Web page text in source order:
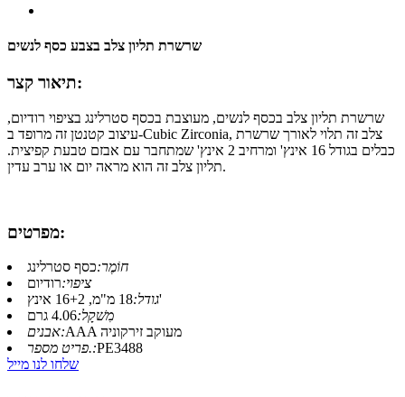
שרשרת תליון צלב בצבע כסף לנשים
תיאור קצר:
שרשרת תליון צלב בכסף לנשים, מעוצבת בכסף סטרלינג בציפוי רודיום,
עיצוב קטנטן זה מרופד ב-Cubic Zirconia, צלב זה תלוי לאורך שרשרת
כבלים בגודל 16 אינץ' ומרחיב 2 אינץ' שמתחבר עם אבזם טבעת קפיצית.
תליון צלב זה הוא מראה יום או ערב עדין.
מפרטים:
חוֹמֶר:כסף סטרלינג
ציפוי:רודיום
גודל:18 מ"מ, 16+2 אינץ'
מִשׁקָל:4.06 גרם
אבנים:
AAA מעוקב זירקוניה
פריט מספר.:PE3488
שלחו לנו מייל